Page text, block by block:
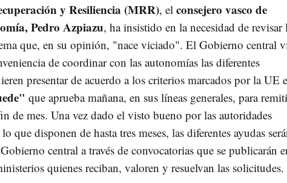
y Resiliencia (MRR), el consejero vasco de
Pedro Azpiazu, ha insistido en la necesidad de revisar
que, en su opinión, "nace viciado". El Gobierno central
de coordinar con las autonomías las diferentes
presentar de acuerdo a los criterios marcados por la UE
que aprueba mañana, en sus líneas generales, para
de mes. Una vez dado el visto bueno por las autoridades
que disponen de hasta tres meses, las diferentes ayudas
central a través de convocatorias que se publicarán
quienes reciban, valoren y resuelvan las solicitudes.